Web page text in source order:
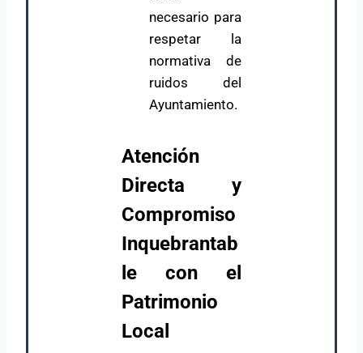
necesario para
respetar la
normativa de
ruidos del
Ayuntamiento.
Atención
Directa y
Compromiso
Inquebrantab
le con el
Patrimonio
Local